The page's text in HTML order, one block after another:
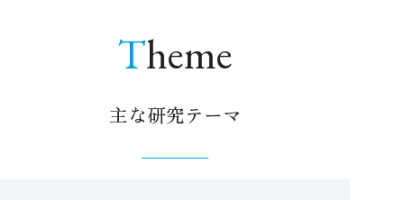
Theme
主な研究テーマ